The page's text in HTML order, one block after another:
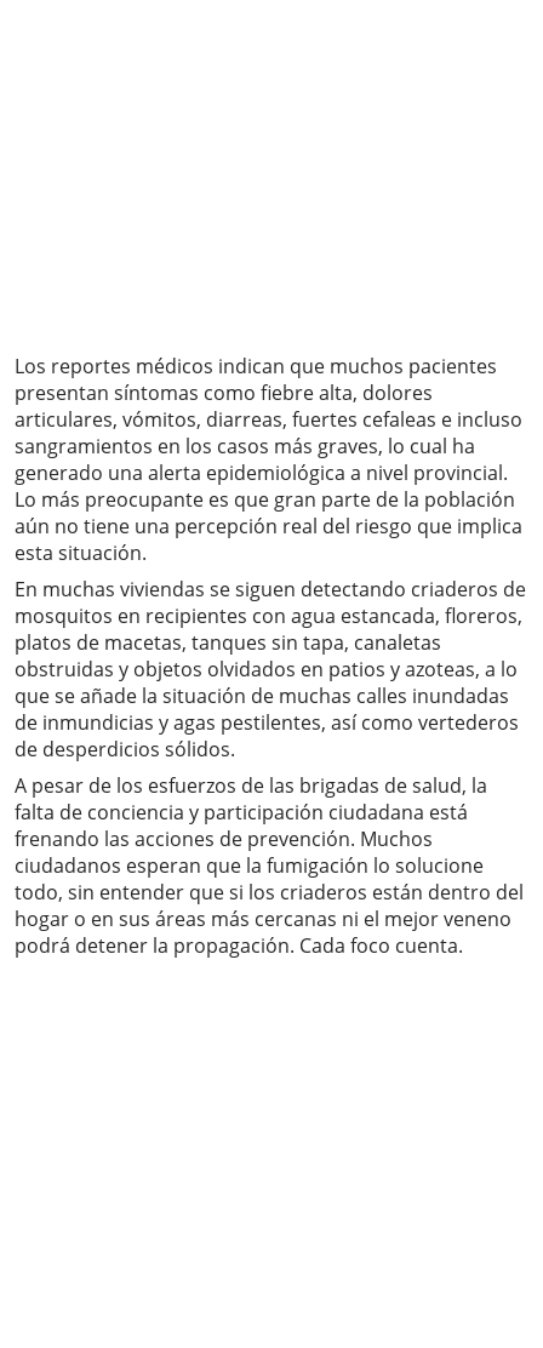
Los reportes médicos indican que muchos pacientes
presentan síntomas como fiebre alta, dolores
articulares, vómitos, diarreas, fuertes cefaleas e incluso
sangramientos en los casos más graves, lo cual ha
generado una alerta epidemiológica a nivel provincial.
Lo más preocupante es que gran parte de la población
aún no tiene una percepción real del riesgo que implica
esta situación.
En muchas viviendas se siguen detectando criaderos de
mosquitos en recipientes con agua estancada, floreros,
platos de macetas, tanques sin tapa, canaletas
obstruidas y objetos olvidados en patios y azoteas, a lo
que se añade la situación de muchas calles inundadas
de inmundicias y agas pestilentes, así como vertederos
de desperdicios sólidos.
A pesar de los esfuerzos de las brigadas de salud, la
falta de conciencia y participación ciudadana está
frenando las acciones de prevención. Muchos
ciudadanos esperan que la fumigación lo solucione
todo, sin entender que si los criaderos están dentro del
hogar o en sus áreas más cercanas ni el mejor veneno
podrá detener la propagación. Cada foco cuenta.